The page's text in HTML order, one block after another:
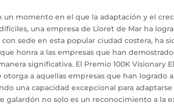
un momento en el que la adaptación y el
una empresa de Lloret de Mar ha
sede en esta popular ciudad costera, ha
honra a las empresas que han
significativa. El Premio 100K Visionary
a aquellas empresas que han logrado
una capacidad excepcional para
galardón no solo es un reconocimiento a la